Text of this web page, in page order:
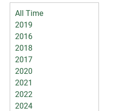
All Time
2019
2016
2018
2017
2020
2021
2022
2024